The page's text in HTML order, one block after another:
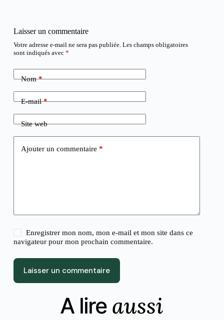
Laisser un commentaire
Votre adresse e-mail ne sera pas publiée. Les champs obligatoires
sont indiqués avec *
Nom*
E-mail*
Site web
Ajouter un commentaire *
Enregistrer mon nom, mon e-mail et mon site dans ce
navigateur pour mon prochain commentaire.
Laisser un commentaire
A lire aussi